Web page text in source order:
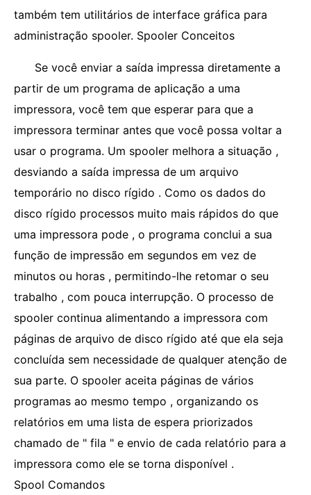
também tem utilitários de interface gráfica para
administração spooler. Spooler Conceitos
Se você enviar a saída impressa diretamente a
partir de um programa de aplicação a uma
impressora, você tem que esperar para que a
impressora terminar antes que você possa voltar a
usar o programa. Um spooler melhora a situação ,
desviando a saída impressa de um arquivo
temporário no disco rígido . Como os dados do
disco rígido processos muito mais rápidos do que
uma impressora pode , o programa conclui a sua
função de impressão em segundos em vez de
minutos ou horas , permitindo-lhe retomar o seu
trabalho , com pouca interrupção. O processo de
spooler continua alimentando a impressora com
páginas de arquivo de disco rígido até que ela seja
concluída sem necessidade de qualquer atenção de
sua parte. O spooler aceita páginas de vários
programas ao mesmo tempo , organizando os
relatórios em uma lista de espera priorizados
chamado de " fila " e envio de cada relatório para a
impressora como ele se torna disponível .
Spool Comandos